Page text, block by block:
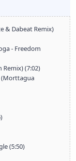
& Dabeat Remix)
- Freedom
Remix) (7:02)
(Morttagua
(5:50)